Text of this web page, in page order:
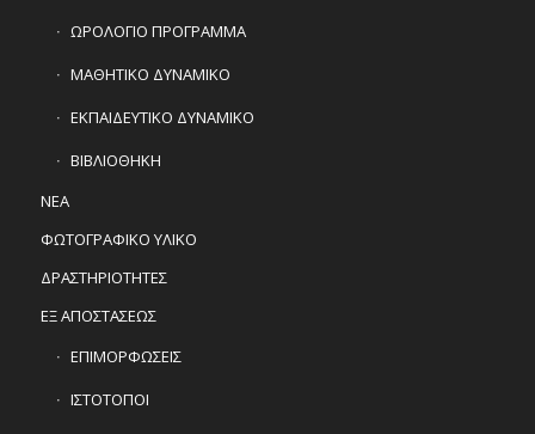
ΩΡΟΛΟΓΙΟ ΠΡΟΓΡΑΜΜΑ
ΜΑΘΗΤΙΚΟ ΔΥΝΑΜΙΚΟ
ΕΚΠΑΙΔΕΥΤΙΚΟ ΔΥΝΑΜΙΚΟ
ΒΙΒΛΙΟΘΗΚΗ
ΝΕΑ
ΦΩΤΟΓΡΑΦΙΚΟ ΥΛΙΚΟ
ΔΡΑΣΤΗΡΙΟΤΗΤΕΣ
ΕΞ ΑΠΟΣΤΑΣΕΩΣ
ΕΠΙΜΟΡΦΩΣΕΙΣ
ΙΣΤΟΤΟΠΟΙ